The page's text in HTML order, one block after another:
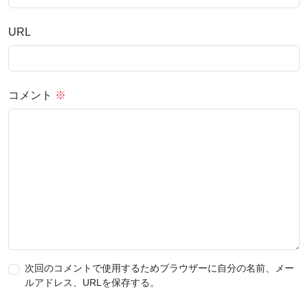
URL
コメント ※
次回のコメントで使用するためブラウザーに自分の名前、メー
ルアドレス、URLを保存する。